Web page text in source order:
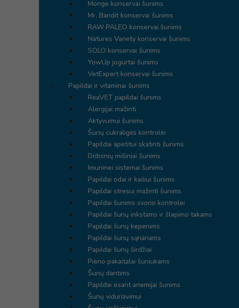
Monge konservai šunims
Mr. Bandit konservai šunims
RAW PALEO konservai šunims
Natures Variety konservai šunims
SOLO konservai šunims
YowUp jogurtai šunims
VetExpert konservai šunims
Papildai ir vitaminai šunims
ReaVET papildai šunims
Alergijai mažinti
Aktyvumui šunims
Šunų cukraligės kontrolei
Papildai apetitui skatinti šunims
Dribsnių mišiniai šunims
Imuninei sistemai šunims
Papildai odai ir kailiui šunims
Papildai stresui mažinti šunims
Papildai šunims svorio kontrolei
Papildai šunų inkstams ir šlapimo takams
Papildai šunų kepenims
Papildai šunų sąnariams
Papildai šunų širdžiai
Pieno pakaitalai šuniukams
Šunų dantims
Papildai esant anemijai šunims
Šunų viduriavimui